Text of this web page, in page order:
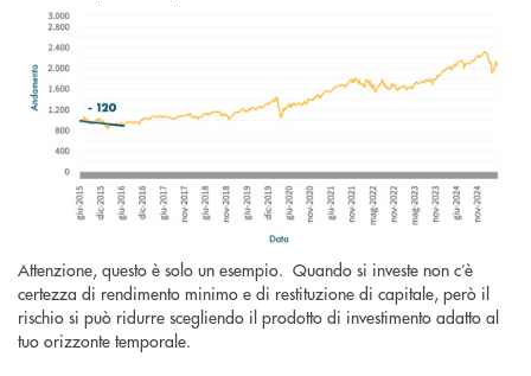
Attenzione, questo è solo un esempio. Quando si investe non c’è
certezza di rendimento minimo e di restituzione di capitale, però il
rischio si può ridurre scegliendo il prodotto di investimento adatto al
tuo orizzonte temporale.